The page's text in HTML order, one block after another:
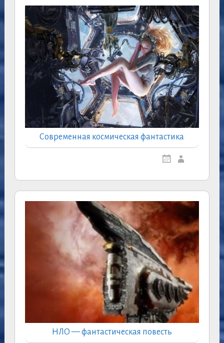
Современная космическая фантастика
НЛО — фантастическая повесть